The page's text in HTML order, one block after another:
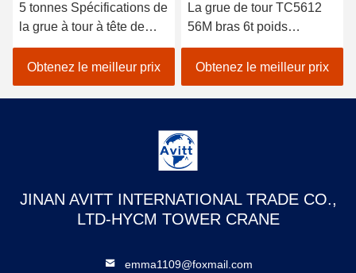
5 tonnes Spécifications de
la grue à tour à tête de
chat pour les projets de
construction civile
Obtenez le meilleur prix
La grue de tour TC5612
56M bras 6t poids
équipement de
construction de bâtiment
Obtenez le meilleur prix
JINAN AVITT INTERNATIONAL TRADE CO.,
LTD-HYCM TOWER CRANE
emma1109@foxmail.com